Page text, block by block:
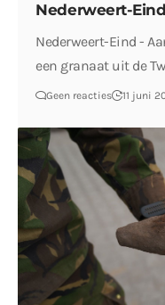
Nederweert-Eind
Nederweert-Eind -
een granaat uit de
Geen reacties 11 juni